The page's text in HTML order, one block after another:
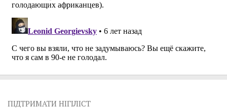
ПІДТРИМАТИ НІГІЛІСТ